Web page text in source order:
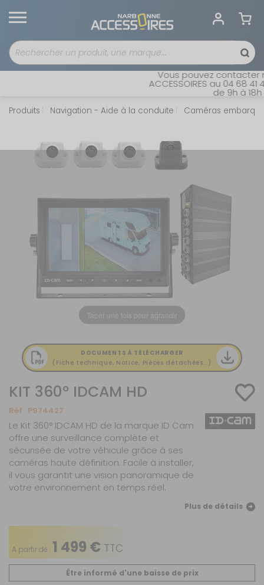
Vous pouvez contacter
ACCESSOIRES au 04 68
de 9h à 18h
Produits Navigation - Aide à la conduite Caméras
Taper une fois pour agrandir
DOCUMENTS À TÉLÉCHARGER
(Fiche technique, Notice, Pièces détachées...)
KIT 360° IDCAM HD
Réf : P974427
Le Kit 360° IDCAM HD de la marque ID Cam
offre une surveillance complète et
sécurisée de votre véhicule grâce à ses
caméras haute définition. Facile à installer,
il vous garantit une vision panoramique de
votre environnement en temps réel.
Plus de détails
A partir de : 1 499 € TTC
Être informé d'une baisse de prix